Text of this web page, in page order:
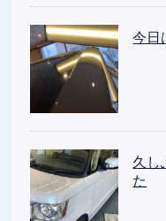
今日
久し
た